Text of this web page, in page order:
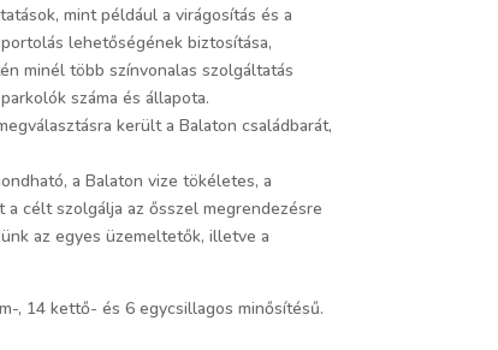
mint például a virágosítás és a
lehetőségének biztosítása,
minél több színvonalas szolgáltatás
száma és állapota.
került a Balaton családbarát,
a Balaton vize tökéletes, a
célt szolgálja az ősszel megrendezésre
az egyes üzemeltetők, illetve a
, 14 kettő- és 6 egycsillagos minősítésű.